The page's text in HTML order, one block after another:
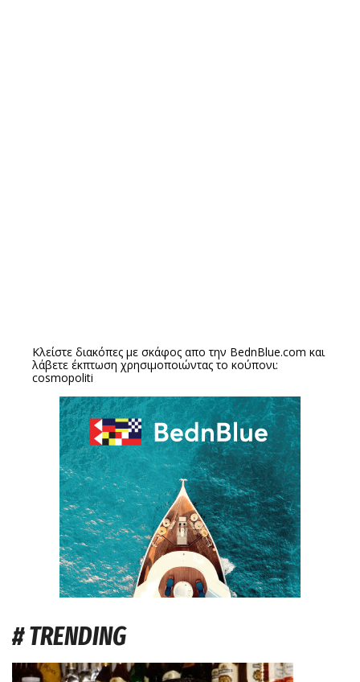
Κλείστε διακόπες με σκάφος απο την BednBlue.com και
λάβετε έκπτωση χρησιμοποιώντας το κούπονι:
cosmopoliti
# TRENDING